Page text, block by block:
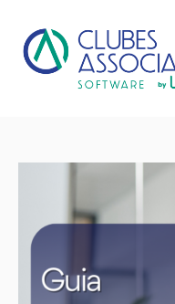
para